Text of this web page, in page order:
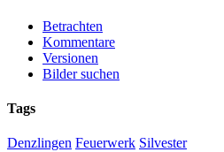
Betrachten
Kommentare
Versionen
Bilder suchen
Tags
Denzlingen Feuerwerk Silvester